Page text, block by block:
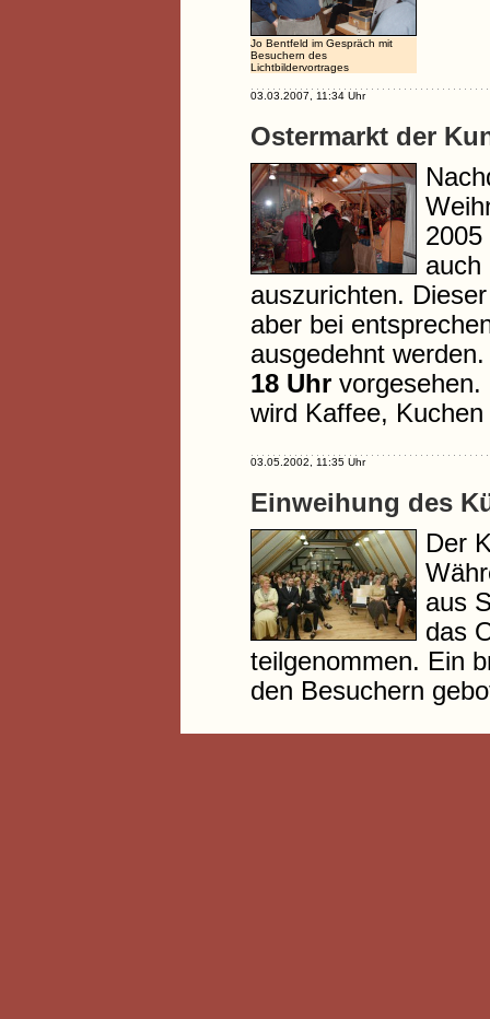
Jo Bentfeld im Gespräch mit
Besuchern des
Lichtbildervortrages
03.03.2007, 11:34 Uhr
Ostermarkt der
auch
auszurichten.
aber bei
ausgedehnt
18 Uhr vorgesehen.
wird Kaffee,
03.05.2002, 11:35 Uhr
Einweihung des
Der
aus
das
teilgenommen. Ein
den Besuchern